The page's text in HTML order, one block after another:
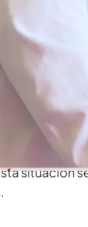
elDía
dormimos
Española
levantan por
situación
.